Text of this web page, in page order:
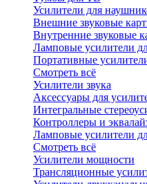
Усилители для
Внешние звуковые
Внутренние звуковые
Ламповые усилители
Портативные
Смотреть всё
Усилители звука
Аксессуары для
Интегральные
Контроллеры и
Ламповые усилители
Смотреть всё
Усилители мощности
Трансляционные